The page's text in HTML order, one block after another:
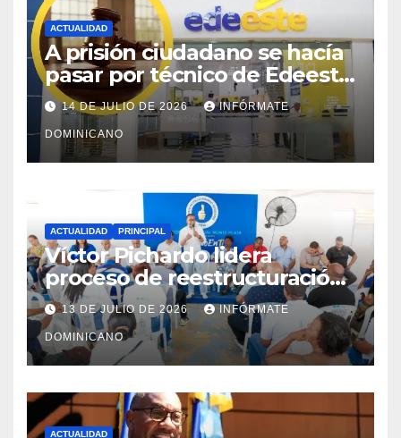
ACTUALIDAD
A prisión ciudadano se hacía
pasar por técnico de Edeeste
para estafar a dueños de
comercios
14 DE JULIO DE 2026 INFÓRMATE
DOMINICANO
ACTUALIDAD PRINCIPAL
Víctor Pichardo lidera
proceso de reestructuración
y fortalecimiento del PRM en
Monte Plata
13 DE JULIO DE 2026 INFÓRMATE
DOMINICANO
ACTUALIDAD